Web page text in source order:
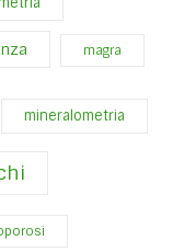
magra
mineralometria